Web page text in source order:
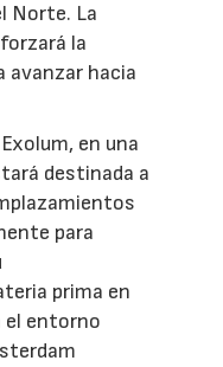
Norte. La
la
avanzar hacia
en una
destinada a
para
prima en
el entorno